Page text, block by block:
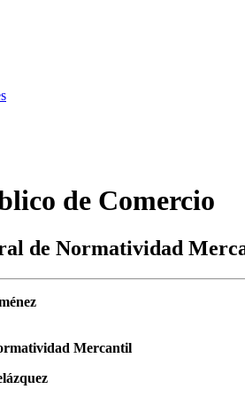
de Comercio
de Normatividad
Mercantil